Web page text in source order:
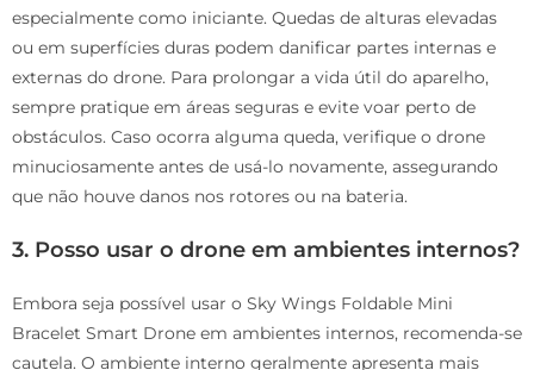
especialmente como iniciante. Quedas de alturas elevadas
ou em superfícies duras podem danificar partes internas e
externas do drone. Para prolongar a vida útil do aparelho,
sempre pratique em áreas seguras e evite voar perto de
obstáculos. Caso ocorra alguma queda, verifique o drone
minuciosamente antes de usá-lo novamente, assegurando
que não houve danos nos rotores ou na bateria.
3. Posso usar o drone em ambientes internos?
Embora seja possível usar o Sky Wings Foldable Mini
Bracelet Smart Drone em ambientes internos, recomenda-se
cautela. O ambiente interno geralmente apresenta mais